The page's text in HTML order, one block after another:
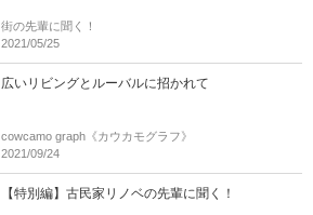
街の先輩に聞く！
2021/05/25
広いリビングとルーバルに招かれて
cowcamo graph《カウカモグラフ》
2021/09/24
【特別編】古民家リノベの先輩に聞く！